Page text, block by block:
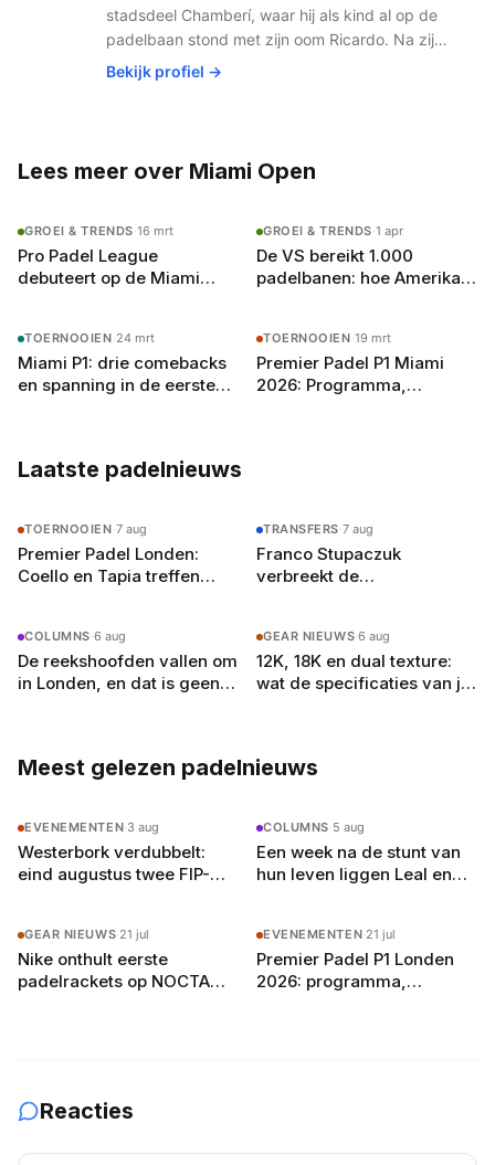
toewijding aan de sport.
stadsdeel Chamberí, waar hij als kind al op de
padelbaan stond met zijn oom Ricardo. Na zijn
studie journalistiek aan de Universidad
snel een missie: het Nederlandse publiek laten
zien hoe groot padel écht is. Met zijn netwerk
Nederlands (met een licht accent, zegt hij zelf)
schrijft hij over alles van Premier Padel-
toernooien tot de opkomst van jong talent.
lokale club in Amsterdam-Oost en droomt hij
van een terugkeer naar het P2-circuit — als
journalist, welteverstaan.
Bekijk profiel →
Lees meer over Miami Open
GROEI & TRENDS·16 mrt
Pro Padel League
debuteert op de Miami
vijfde Grand Slam
GROEI & TRENDS·1 apr
De VS bereikt 1.000
padelbanen: hoe Amerika
TOERNOOIEN·24 mrt
Miami P1: drie comebacks
en spanning in de eerste
TOERNOOIEN·19 mrt
Premier Padel P1 Miami
2026: Programma,
Laatste padelnieuws
TOERNOOIEN·7 aug
Premier Padel Londen:
Coello en Tapia treffen
TRANSFERS·7 aug
Franco Stupaczuk
verbreekt de
COLUMNS·6 aug
De reekshoofden vallen om
in Londen, en dat is geen
GEAR NIEUWS·6 aug
12K, 18K en dual texture:
wat de specificaties van je
Meest gelezen padelnieuws
EVENEMENTEN·3 aug
Westerbork verdubbelt:
eind augustus twee FIP-
COLUMNS·5 aug
Een week na de stunt van
hun leven liggen Leal en
GEAR NIEUWS·21 jul
Nike onthult eerste
padelrackets op NOCTA
EVENEMENTEN·21 jul
Premier Padel P1 Londen
2026: programma,
Reacties